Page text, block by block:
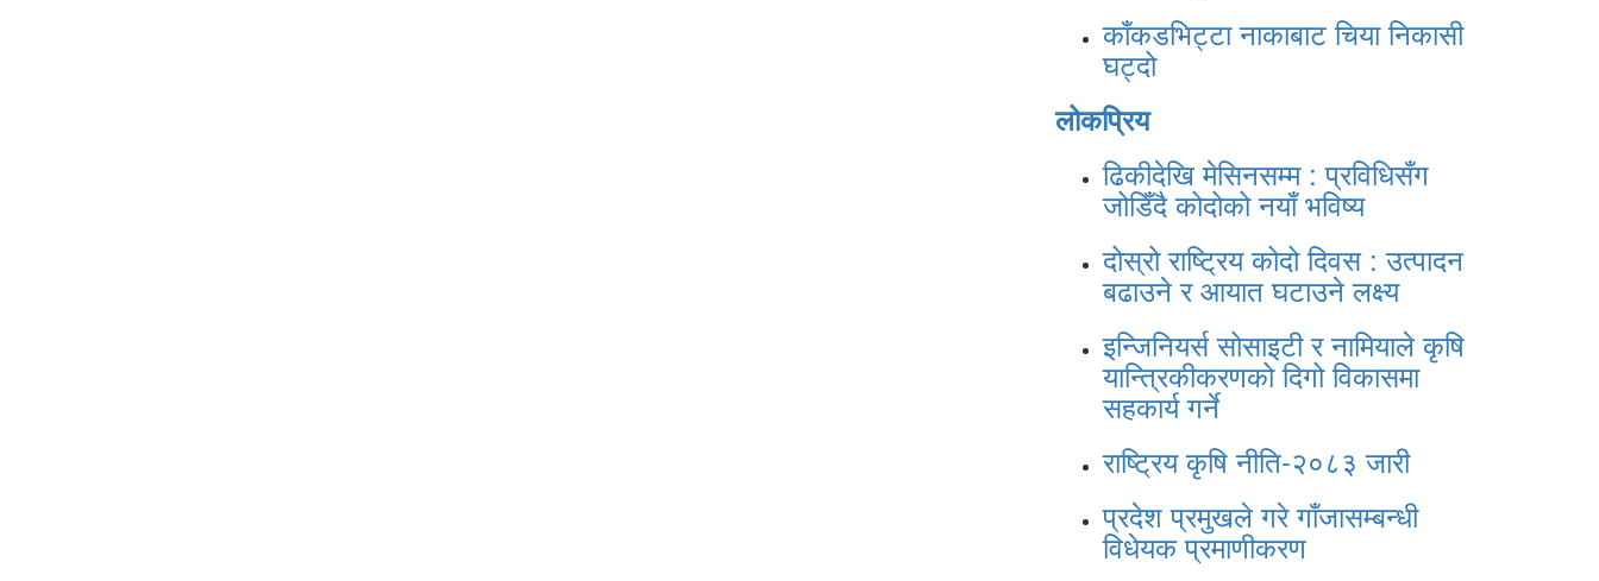
काँकडभिट्टा नाकाबाट चिया निकासी
घट्दो
लोकप्रिय
ढिकीदेखि मेसिनसम्म : प्रविधिसँग
जोडिँदै कोदोको नयाँ भविष्य
दोस्रो राष्ट्रिय कोदो दिवस : उत्पादन
बढाउने र आयात घटाउने लक्ष्य
इन्जिनियर्स सोसाइटी र नामियाले कृषि
यान्त्रिकीकरणको दिगो विकासमा
सहकार्य गर्ने
राष्ट्रिय कृषि नीति-२०८३ जारी
प्रदेश प्रमुखले गरे गाँजासम्बन्धी
विधेयक प्रमाणीकरण